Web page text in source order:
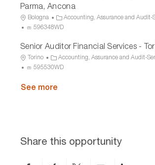
I
D
t
i
g
r
c
e
I
D
Parma, Ancona
L
o
a
t
n
Bologna
C
a
e
g
o
y
Accounting, Assurance and Audit-
P
o
c
e
s
596348WD
Senior Auditor Financial Services -
L
o
a
Torino
C
a
e
Accounting, Assurance and Audit-
P
o
D
595530WD
See more
Share this opportunity